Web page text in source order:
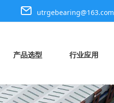
utrgebearing@163.com
产品选型 行业应用